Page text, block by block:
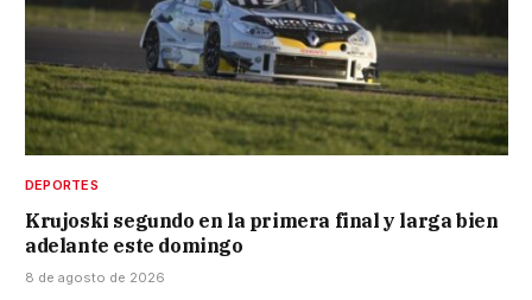
DEPORTES
Krujoski segundo en la primera final y larga bien
adelante este domingo
8 de agosto de 2026